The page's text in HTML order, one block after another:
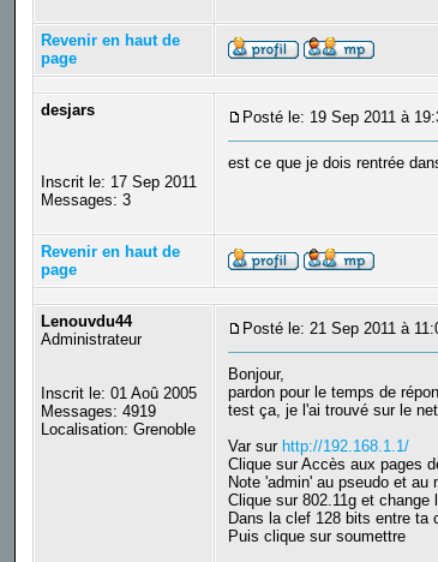
Revenir en haut de
page
desjars
Inscrit le: 17 Sep 2011
Messages: 3
Posté le: 19 Sep 2011 à
est ce que je dois rentrée
Revenir en haut de
page
Lenouvdu44
Administrateur
Inscrit le: 01 Aoû 2005
Messages: 4919
Localisation: Grenoble
Posté le: 21 Sep 2011 à
Bonjour,
pardon pour le temps de
test ça, je l'ai trouvé sur le
Var sur http://192.168.1.1/
Clique sur Accès aux pages
Note 'admin' au pseudo et
Clique sur 802.11g et
Dans la clef 128 bits entre ta
Puis clique sur soumettre